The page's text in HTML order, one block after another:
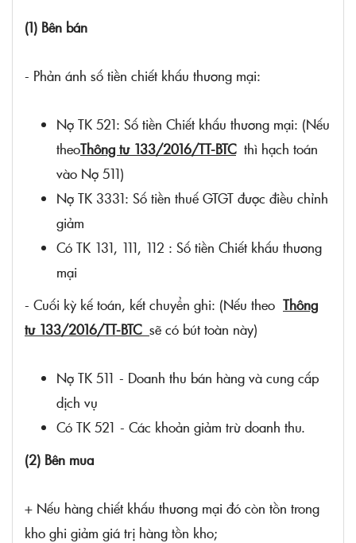
(1) Bên bán
- Phản ánh số tiền chiết khấu thương mại:
Nợ TK 521: Số tiền Chiết khấu thương mại: (Nếu
theoThông tư 133/2016/TT-BTCthì hạch toán
vào Nợ 511)
Nợ TK 3331: Số tiền thuế GTGT được điều chỉnh
giảm
Có TK 131, 111, 112 : Số tiền Chiết khấu thương
mại
- Cuối kỳ kế toán, kết chuyển ghi: (Nếu theo Thông
tư 133/2016/TT-BTC sẽ có bút toàn này)
Nợ TK 511 - Doanh thu bán hàng và cung cấp
dịch vụ
Có TK 521 - Các khoản giảm trừ doanh thu.
(2) Bên mua
+ Nếu hàng chiết khấu thương mại đó còn tồn trong
kho ghi giảm giá trị hàng tồn kho;